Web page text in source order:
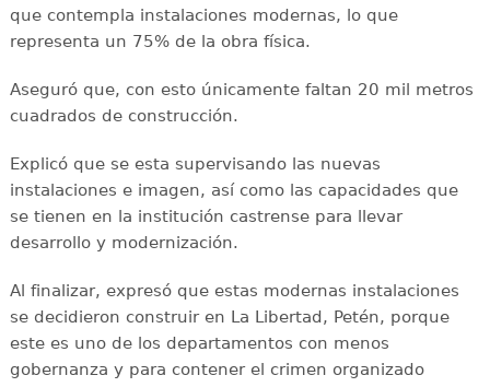
que contempla instalaciones modernas, lo que
representa un 75% de la obra física.
Aseguró que, con esto únicamente faltan 20 mil metros
cuadrados de construcción.
Explicó que se esta supervisando las nuevas
instalaciones e imagen, así como las capacidades que
se tienen en la institución castrense para llevar
desarrollo y modernización.
Al finalizar, expresó que estas modernas instalaciones
se decidieron construir en La Libertad, Petén, porque
este es uno de los departamentos con menos
gobernanza y para contener el crimen organizado